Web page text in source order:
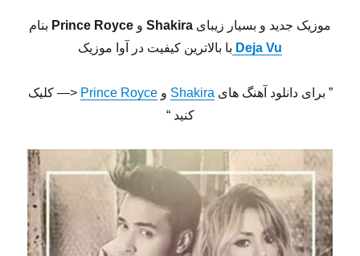
موزیک جدید و بسیار زیبای Shakira و
بنام
Deja Vu با بالاترین کیفیت در آوا موزیک
” برای دانلود آهنگ های Shakira وPrince Royce <— کلیک
کنید “